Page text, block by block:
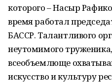
которого – Насыр
время работал
БАССР. Талантливого
неутомимого
всеобъемлюще
искусство и культуру